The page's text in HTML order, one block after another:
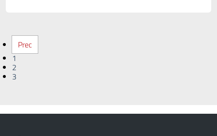
Prec
1
2
3